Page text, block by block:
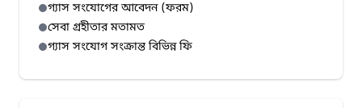
গ্যাস সংযোগের আবেদন (ফরম)
সেবা গ্রহীতার মতামত
গ্যাস সংযোগ সংক্রান্ত বিভিন্ন ফি